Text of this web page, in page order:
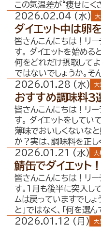
この気温差が“痩せにく
2026.02.04 (水)
ダイエット中は卵
皆さんこんにちは！リ
す。 ダイエットを始める
何をどれだけ摂取して
ではないでしょうか。
2026.01.28 (水) 大
おすすめ調味料3
皆さんこんにちは！リ
す。 ダイエットをしてい
薄味でおいしくないな
か？実は、調味料を正し
2026.01.21 (水) 大
鯖缶でダイエット
皆さんこんにちは！リ
す。1月も後半に突入し
ムは戻っていますでしょ
と」ではなく、「何を選
2026.01.12 (月) 大